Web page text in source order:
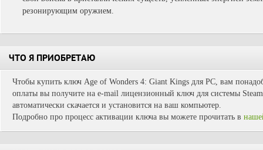
резонирующим оружием.
ЧТО Я ПРИОБРЕТАЮ
Чтобы купить ключ Age of Wonders 4: Giant Kings для PC, вам
оплаты вы получите на e-mail лицензионный ключ для системы
автоматически скачается и установится на ваш компьютер.
Подробно про процесс активации ключа вы можете прочитать в